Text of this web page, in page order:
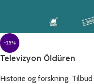
-25%
Televizyon Öldüren
Historie og forskning, Tilbud